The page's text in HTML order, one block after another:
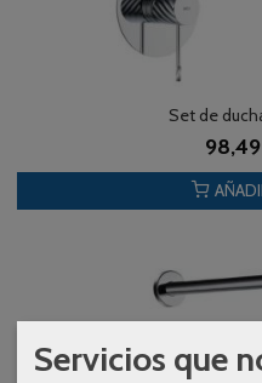
Set de
Servicios que